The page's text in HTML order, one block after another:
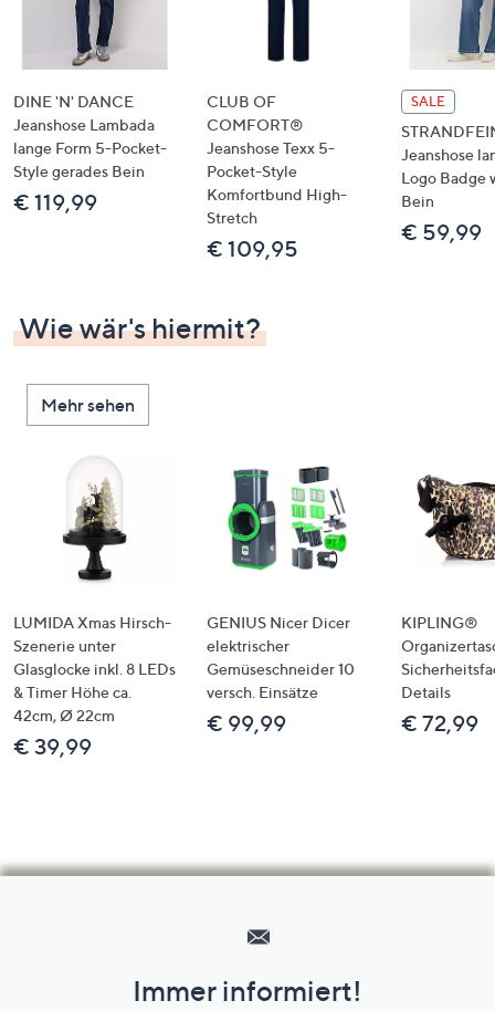
DINE 'N' DANCE
Jeanshose Lambada
lange Form 5-Pocket-
Style gerades Bein
€ 119,99
CLUB OF
COMFORT®
Jeanshose Texx 5-
Pocket-Style
Komfortbund High-
Stretch
€ 109,95
SALE
Jeanshose
Logo Badge
Bein
€ 59,99
Wie wär's hiermit?
Mehr sehen
LUMIDA Xmas Hirsch-
Szenerie unter
Glasglocke inkl. 8 LEDs
& Timer Höhe ca.
42cm, Ø 22cm
€ 39,99
GENIUS Nicer Dicer
elektrischer
Gemüseschneider 10
versch. Einsätze
€ 99,99
KIPLING®
Details
€ 72,99
Unternehmensinformationen
Immer informiert!